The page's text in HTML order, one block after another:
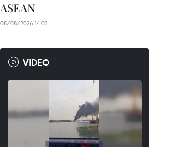
ASEAN
08/08/2026 14:03
VIDEO